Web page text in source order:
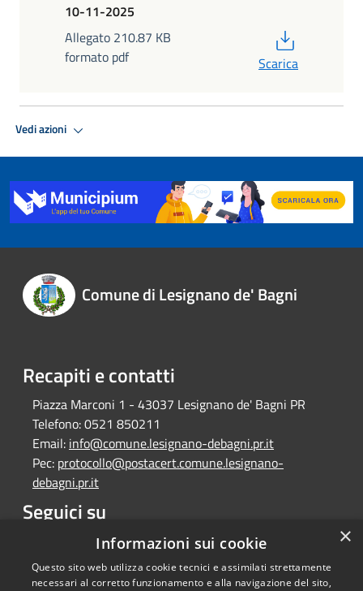
10-11-2025
Allegato 210.87 KB
formato pdf
Scarica
Vedi azioni
Comune di Lesignano de' Bagni
Recapiti e contatti
Piazza Marconi 1 - 43037 Lesignano de' Bagni PR
Telefono:0521 850211
Email: info@comune.lesignano-debagni.pr.it
Pec: protocollo@postacert.comune.lesignano-
debagni.pr.it
Seguici su
Facebook ×
Informazioni sui cookie
Questo sito web utilizza cookie tecnici e assimilati strettamente
necessari al corretto funzionamento e alla navigazione del sito,